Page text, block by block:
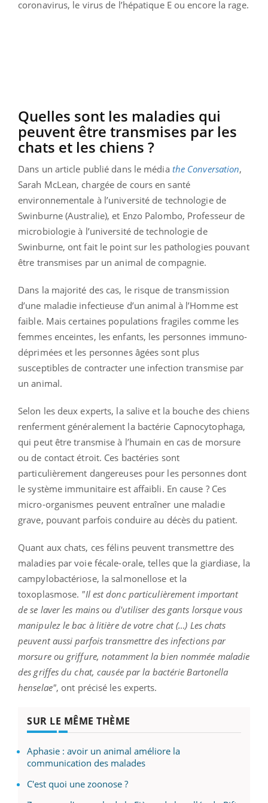
coronavirus, le virus de l’hépatique E ou encore la rage.
Quelles sont les maladies qui
peuvent être transmises par les
chats et les chiens ?
Dans un article publié dans le média the Conversation,
Sarah McLean, chargée de cours en santé
environnementale à l’université de technologie de
Swinburne (Australie), et Enzo Palombo, Professeur de
microbiologie à l’université de technologie de
Swinburne, ont fait le point sur les pathologies pouvant
être transmises par un animal de compagnie.
Dans la majorité des cas, le risque de transmission
d’une maladie infectieuse d’un animal à l’Homme est
faible. Mais certaines populations fragiles comme les
femmes enceintes, les enfants, les personnes immuno-
déprimées et les personnes âgées sont plus
susceptibles de contracter une infection transmise par
un animal.
Selon les deux experts, la salive et la bouche des chiens
renferment généralement la bactérie Capnocytophaga,
qui peut être transmise à l’humain en cas de morsure
ou de contact étroit. Ces bactéries sont
particulièrement dangereuses pour les personnes dont
le système immunitaire est affaibli. En cause ? Ces
micro-organismes peuvent entraîner une maladie
grave, pouvant parfois conduire au décès du patient.
Quant aux chats, ces félins peuvent transmettre des
maladies par voie fécale-orale, telles que la giardiase, la
campylobactériose, la salmonellose et la
toxoplasmose. "Il est donc particulièrement important
de se laver les mains ou d'utiliser des gants lorsque vous
manipulez le bac à litière de votre chat (…) Les chats
peuvent aussi parfois transmettre des infections par
morsure ou griffure, notamment la bien nommée maladie
des griffes du chat, causée par la bactérie Bartonella
henselae", ont précisé les experts.
SUR LE MÊME THÈME
Aphasie : avoir un animal améliore la
communication des malades
C'est quoi une zoonose ?